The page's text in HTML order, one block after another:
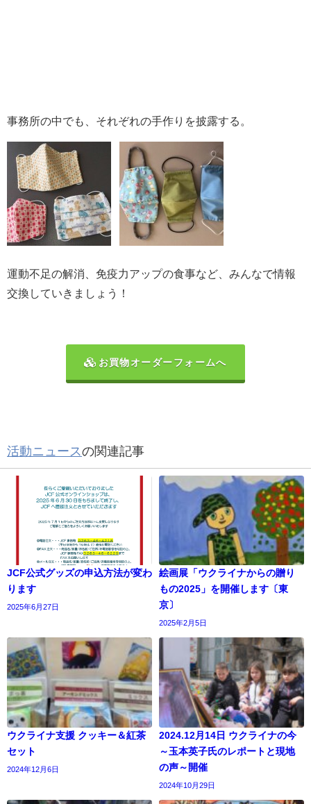
事務所の中でも、それぞれの手作りを披露する。
運動不足の解消、免疫力アップの食事など、みんなで情報
交換していきましょう！
お買物オーダーフォームへ
活動ニュースの関連記事
JCF公式グッズの申込方法が変わ
ります
2025年6月27日
絵画展「ウクライナからの贈り
もの2025」を開催します〔東
京〕
2025年2月5日
ウクライナ支援 クッキー＆紅茶
セット
2024年12月6日
2024.12月14日 ウクライナの今
～玉本英子氏のレポートと現地
の声～開催
2024年10月29日